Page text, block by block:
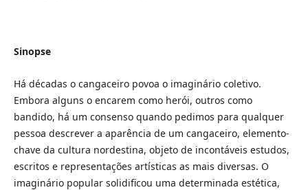
Sinopse
Há décadas o cangaceiro povoa o imaginário coletivo.
Embora alguns o encarem como herói, outros como
bandido, há um consenso quando pedimos para qualquer
pessoa descrever a aparência de um cangaceiro, elemento-
chave da cultura nordestina, objeto de incontáveis estudos,
escritos e representações artísticas as mais diversas. O
imaginário popular solidificou uma determinada estética,